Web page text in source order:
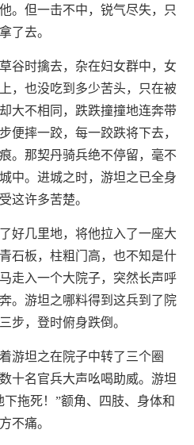
。但一击不中，锐气尽失，只
了去。
谷时擒去，杂在妇女群中，女
，也没吃到多少苦头，只在被
大不相同，跌跌撞撞地连奔带
便摔一跤，每一跤跌将下去，
。那契丹骑兵绝不停留，毫不
中。进城之时，游坦之已全身
这许多苦楚。
好几里地，将他拉入了一座大
石板，柱粗门高，也不知是什
走入一个大院子，突然长声呼
。游坦之哪料得到这兵到了院
步，登时俯身跌倒。
游坦之在院子中转了三个圈
十名官兵大声吆喝助威。游坦
拖死！”额角、四肢、身体和
不痛。